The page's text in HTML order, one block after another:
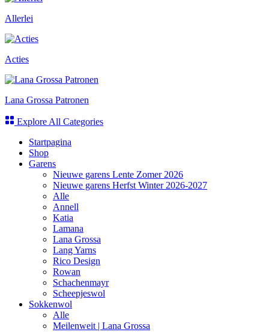
Allerlei
Acties
Lana Grossa Patronen
Explore All Categories
Startpagina
Shop
Garens
Nieuwe garens Lente Zomer 2026
Nieuwe garens Herfst Winter 2026-2027
Alle
Annell
Katia
Lamana
Lana Grossa
Lang Yarns
Rico Design
Rowan
Schachenmayr
Scheepjeswol
Sokkenwol
Alle
Meilenweit | Lana Grossa